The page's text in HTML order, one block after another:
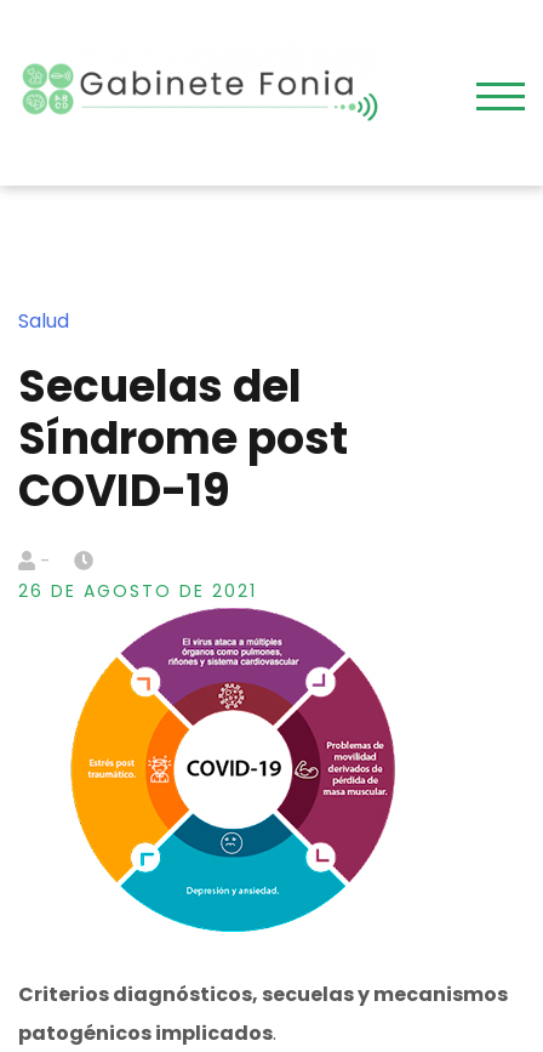
content
Salud
Secuelas del
Síndrome post
COVID-19
-
26 DE AGOSTO DE 2021
Criterios diagnósticos, secuelas y mecanismos
patogénicos implicados.